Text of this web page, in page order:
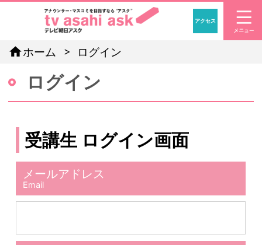
「アナウ
アクセス
homeホーム ログイン
ログイン
受講生 ログイン画面
メールアドレス
Email